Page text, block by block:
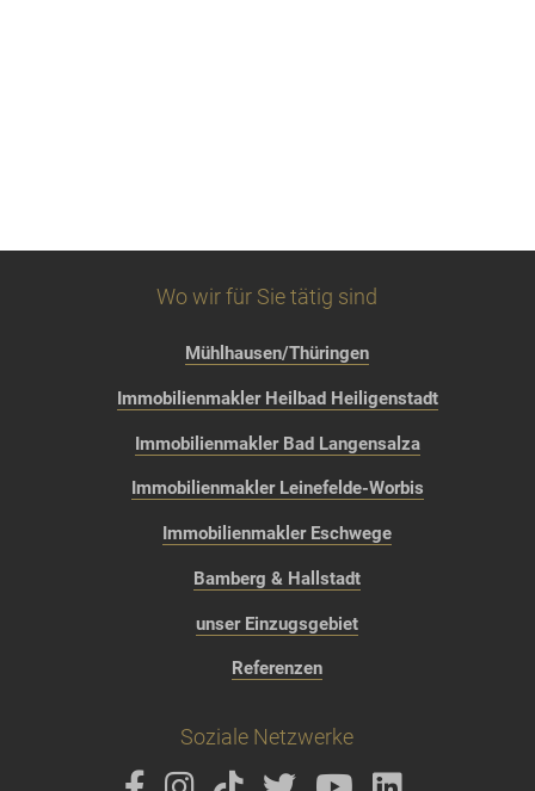
Wo wir für Sie tätig sind
Mühlhausen/Thüringen
Immobilienmakler Heilbad Heiligenstadt
Immobilienmakler Bad Langensalza
Immobilienmakler Leinefelde-Worbis
Immobilienmakler Eschwege
Bamberg & Hallstadt
unser Einzugsgebiet
Referenzen
Soziale Netzwerke